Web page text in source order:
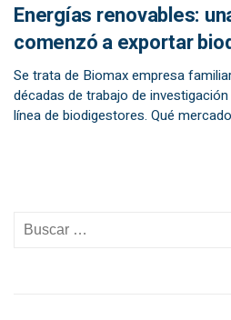
Energías renovables:
comenzó a exportar
Se trata de Biomax empresa
décadas de trabajo de
línea de biodigestores. Qué